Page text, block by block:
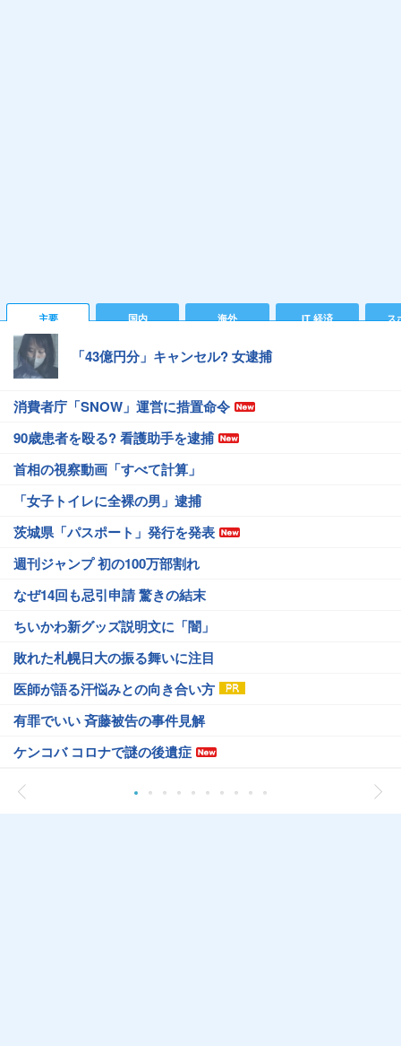
主要 国内 海外 IT 経済 ス
「43億円分」キャンセル? 女逮捕
消費者庁「SNOW」運営に措置命令
90歳患者を殴る? 看護助手を逮捕
首相の視察動画「すべて計算」
「女子トイレに全裸の男」逮捕
茨城県「パスポート」発行を発表
週刊ジャンプ 初の100万部割れ
なぜ14回も忌引申請 驚きの結末
ちいかわ新グッズ説明文に「闇」
敗れた札幌日大の振る舞いに注目
医師が語る汗悩みとの向き合い方
有罪でいい 斉藤被告の事件見解
ケンコバ コロナで謎の後遺症